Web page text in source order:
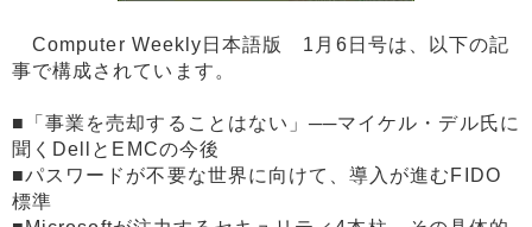
Computer Weekly日本語版 1月6日号は、以下の記
事で構成されています。
■「事業を売却することはない」──マイケル・デル氏に
聞くDellとEMCの今後
■パスワードが不要な世界に向けて、導入が進むFIDO
標準